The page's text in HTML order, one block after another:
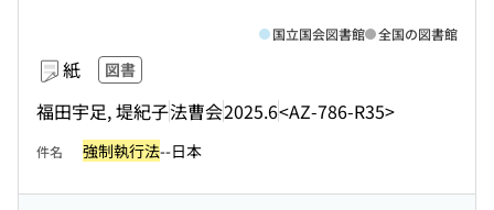
紙 図書
福田宇足, 堤紀子法曹会2025.6<AZ-786-R35>
国立国会図書館 全国の図書館
件名 強制執行法--日本